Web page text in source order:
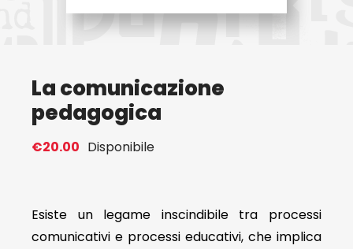
La comunicazione
pedagogica
€20.00 Disponibile
Esiste un legame inscindibile tra processi
comunicativi e processi educativi, che implica